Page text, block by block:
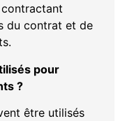
contractant
du contrat et de
pour
?
être utilisés